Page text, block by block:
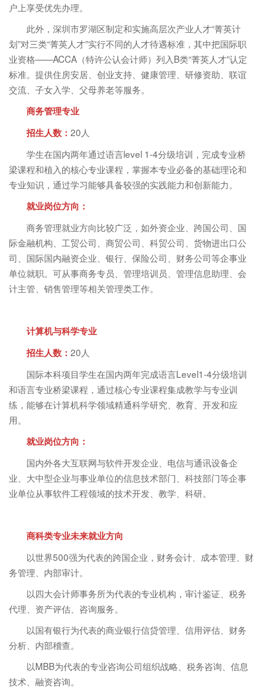
户上享受优先办理。
此外，深圳市罗湖区制定和实施高层次产业人才“菁英计
划”对三类“菁英人才”实行不同的人才待遇标准，其中把国际职
业资格——ACCA（特许公认会计师）列入B类“菁英人才”认定
标准。提供住房安居、创业支持、健康管理、研修资助、联谊
交流、子女入学、父母养老等服务。
商务管理专业
招生人数： 20人
学生在国内两年通过语言level 1-4分级培训，完成专业桥
梁课程和植入的核心专业课程，掌握本专业必备的基础理论和
专业知识，通过学习能够具备较强的实践能力和创新能力。
就业岗位方向：
商务管理就业方向比较广泛，如外资企业、跨国公司、国
际金融机构、工贸公司、商贸公司、科贸公司、货物进出口公
司、国际国内融资企业、银行、保险公司、财务公司等企事业
单位就职。可从事商务专员、管理培训员、管理信息助理、会
计主管、销售管理等相关管理类工作。
计算机与科学专业
招生人数： 20人
国际本科项目学生在国内两年完成语言Level1-4分级培训
和语言专业桥梁课程，通过核心专业课程集成教学与专业训
练，能够在计算机科学领域精通科学研究、教育、开发和应
用。
就业岗位方向：
国内外各大互联网与软件开发企业、电信与通讯设备企
业、大中型企业与事业单位的信息技术部门、科技部门等企事
业单位从事软件工程领域的技术开发、教学、科研。
商科类专业未来就业方向
以世界500强为代表的跨国企业，财务会计、成本管理、财
务管理、内部审计。
以四大会计师事务所为代表的专业机构，审计鉴证、税务
代理、资产评估、咨询服务。
以国有银行为代表的商业银行信贷管理、信用评估、财务
分析、内部稽查。
以MBB为代表的专业咨询公司组织战略、税务咨询、信息
技术、融资咨询。